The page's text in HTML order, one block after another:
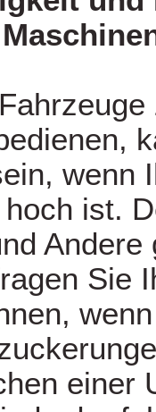
wenn
ist.
Andere
Sie
einer